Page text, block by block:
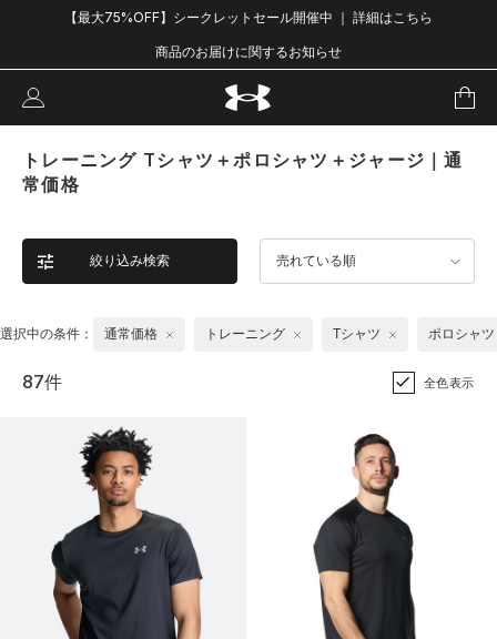
【最大75%OFF】シークレットセール開催中 ｜ 詳細はこちら
商品のお届けに関するお知らせ
トレーニング Tシャツ＋ポロシャツ＋ジャージ｜通
常価格
絞り込み検索 売れている順
選択中の条件： 通常価格 トレーニング Tシャツ ポロシャツ
87件 全色表示